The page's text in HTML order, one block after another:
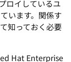
ロイしているユ
います。関係す
知っておく必要
Hat Enterprise